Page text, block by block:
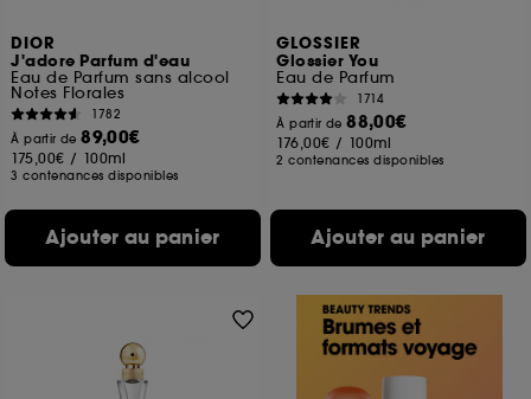
DIOR
J'adore Parfum d'eau
Eau de Parfum sans alcool
Notes Florales
1782
À partir de89,00€
175,00€ / 100ml
3 contenances disponibles
Ajouter au panier
GLOSSIER
Glossier You
Eau de Parfum
1714
À partir de88,00€
176,00€ / 100ml
2 contenances disponibles
Ajouter au panier